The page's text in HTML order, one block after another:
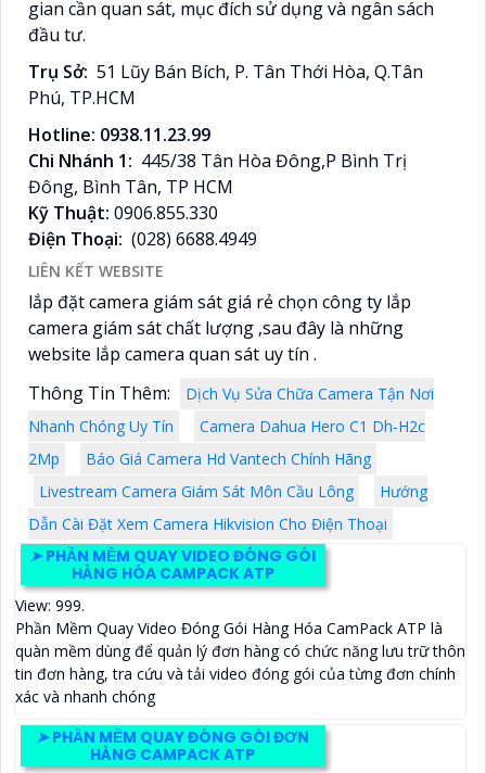
gian cần quan sát, mục đích sử dụng và ngân sách
đầu tư.
Trụ Sở: 51 Lũy Bán Bích, P. Tân Thới Hòa, Q.Tân
Phú, TP.HCM
Hotline: 0938.11.23.99
Chi Nhánh 1: 445/38 Tân Hòa Đông,P Bình Trị
Đông, Bình Tân, TP HCM
Kỹ Thuật: 0906.855.330
Điện Thoại: (028) 6688.4949
LIÊN KẾT WEBSITE
lắp đặt camera giám sát giá rẻ chọn công ty lắp
camera giám sát chất lượng ,sau đây là những
website lắp camera quan sát uy tín .
Thông Tin Thêm:
Dịch Vụ Sửa Chữa Camera Tận Nơi
Nhanh Chóng Uy Tín
Camera Dahua Hero C1 Dh-H2c
2Mp
Báo Giá Camera Hd Vantech Chính Hãng
Livestream Camera Giám Sát Môn Cầu Lông
Hướng
Dẫn Cài Đặt Xem Camera Hikvision Cho Điện Thoại
➤PHẦN MỀM QUAY VIDEO ĐÓNG GÓI
HÀNG HÓA CAMPACK ATP
View: 999.
Phần Mềm Quay Video Đóng Gói Hàng Hóa CamPack ATP là
quàn mềm dùng để quản lý đơn hàng có chức năng lưu trữ thôn
tin đơn hàng, tra cứu và tải video đóng gói của từng đơn chính
xác và nhanh chóng
➤PHẦN MỀM QUAY ĐÓNG GÓI ĐƠN
HÀNG CAMPACK ATP